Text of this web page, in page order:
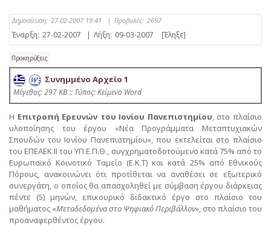
Δημοσίευση: 27-02-2007 19:41 | Προβολές: 2697
Έναρξη: 27-02-2007 | Λήξη: 09-03-2007 [Έληξε]
Προκηρύξεις
Συνημμένο Αρχείο 1
Mέγεθος: 297 KB :: Τύπος: Kείμενο Word
Η Επιτροπή Ερευνών του Ιονίου Πανεπιστημίου , στο πλαίσιο
υλοποίησης του έργου «Νέα Προγράμματα Μεταπτυχιακών
Σπουδών του Ιονίου Πανεπιστημίου», που εκτελείται στο πλαίσιο
του ΕΠΕΑΕΚ ΙΙ του ΥΠ.Ε.Π.Θ., συγχρηματοδοτούμενο κατά 75% από το
Ευρωπαϊκό Κοινοτικό Ταμείο (Ε.Κ.Τ) και κατά 25% από Εθνικούς
Πόρους, ανακοινώνει ότι προτίθεται να αναθέσει σε εξωτερικό
συνεργάτη, ο οποίος θα απασχοληθεί με σύμβαση έργου διάρκειας
πέντε (5) μηνών, επικουρικό διδακτικό έργο στο πλαίσιο του
μαθήματος «Μεταδεδομένα στο Ψηφιακό Περιβάλλον», στο πλαίσιο του
προαναφερθέντος έργου.